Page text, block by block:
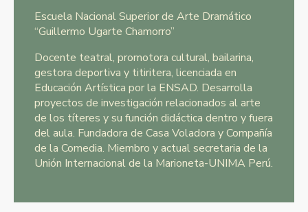
Escuela Nacional Superior de Arte Dramático
“Guillermo Ugarte Chamorro”
Docente teatral, promotora cultural, bailarina,
gestora deportiva y titiritera, licenciada en
Educación Artística por la ENSAD. Desarrolla
proyectos de investigación relacionados al arte
de los títeres y su función didáctica dentro y fuera
del aula. Fundadora de Casa Voladora y Compañía
de la Comedia. Miembro y actual secretaria de la
Unión Internacional de la Marioneta-UNIMA Perú.